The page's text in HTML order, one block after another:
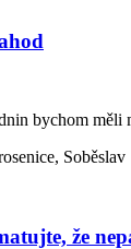
bychom
Soběslav
že